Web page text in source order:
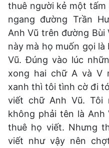
thuê người kẻ một tấm
ngang đường Trần
Anh Vũ trên đường
này mà họ muốn gọi
Vũ. Đúng vào lúc
xong hai chữ A và V
xanh thì tôi tình cờ đi
viết chữ Anh Vũ. Tôi
không phải tên là Anh
thuê họ viết. Nhưng
viết như vậy nên